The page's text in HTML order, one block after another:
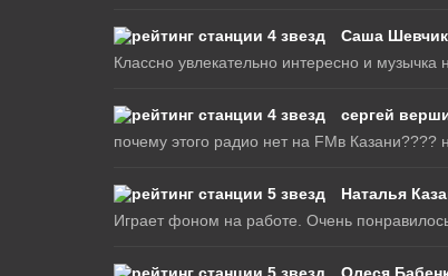
Саша Шевчик
Классно увлекательно интересно и музычка
сергей
почему этого радио нет на FMв
Наталья
Играет фоном на работе. Очень